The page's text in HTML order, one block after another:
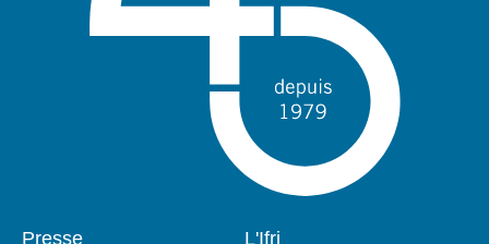
Pied
Presse
Navigation
L'Ifri